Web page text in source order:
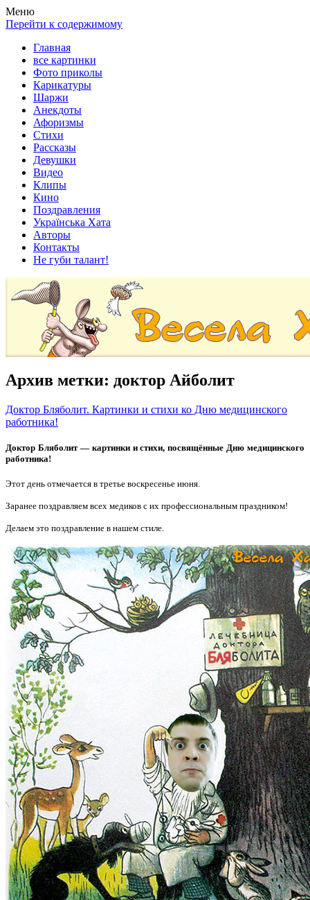
Весела хата — прикольные картинки, смешные истории,
клипы!
Покажем всем ваши фото приколы, карикатуры, шаржи, стихи,
рассказы, видео и песни!
Меню
Перейти к содержимому
Главная
все картинки
Фото приколы
Карикатуры
Шаржи
Анекдоты
Афоризмы
Стихи
Рассказы
Девушки
Видео
Клипы
Кино
Поздравления
Українська Хата
Авторы
Контакты
Не губи талант!
Архив метки: доктор Айболит
Доктор Бляболит. Картинки и стихи ко Дню медицинского
работника!
Доктор Бляболит — картинки и стихи, посвящённые Дню медицинского
работника!
Этот день отмечается в третье воскресенье июня.
Заранее поздравляем всех медиков с их профессиональным праздником!
Делаем это поздравление в нашем стиле.